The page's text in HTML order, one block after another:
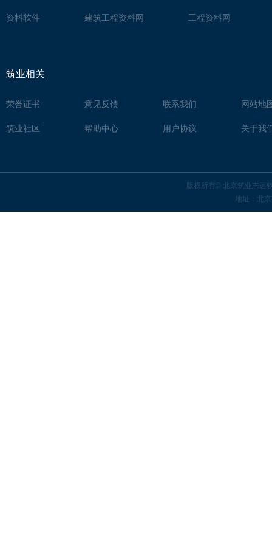
资料软件 建筑工程资料网 工程资料网
筑业相关
荣誉证书 意见反馈 联系我们 网站地
筑业社区 帮助中心 用户协议 关于我
版权所有© 北京筑业志远
地址：北